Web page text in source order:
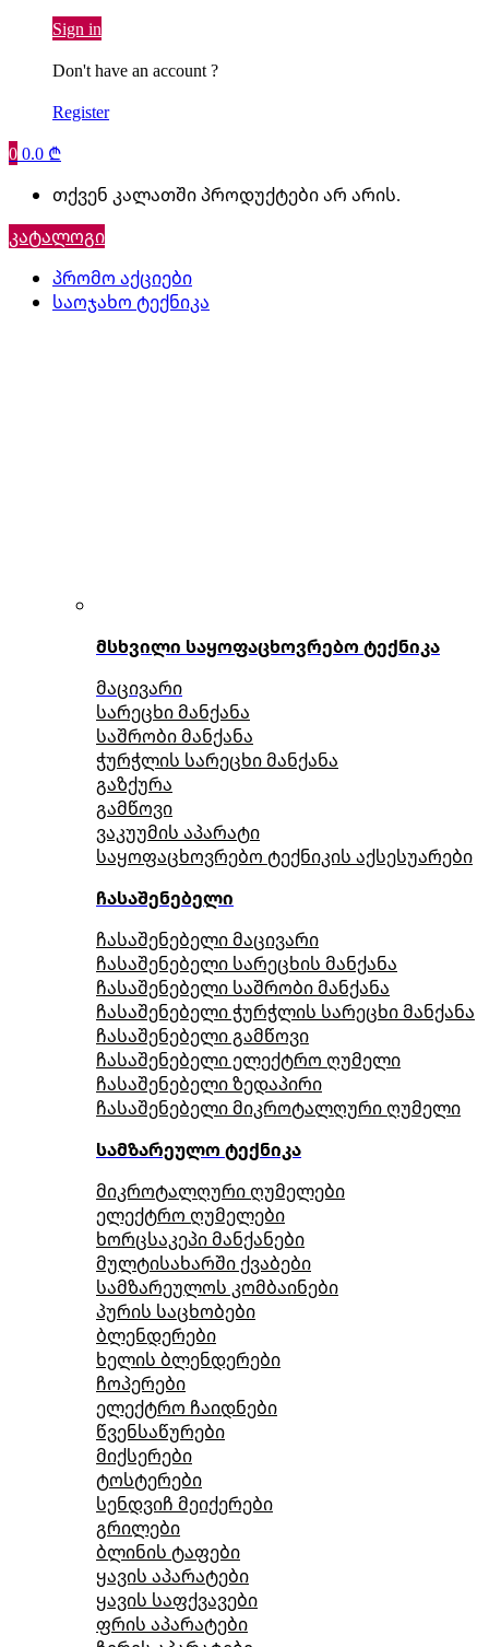
Sign in
Don't have an account ?
Register
00.0 ₾
თქვენ კალათში პროდუქტები არ არის.
კატალოგი
პრომო აქციები
საოჯახო ტექნიკა
მსხვილი საყოფაცხოვრებო ტექნიკა
მაცივარი
სარეცხი მანქანა
საშრობი მანქანა
ჭურჭლის სარეცხი მანქანა
გაზქურა
გამწოვი
ვაკუუმის აპარატი
საყოფაცხოვრებო ტექნიკის აქსესუარები
ჩასაშენებელი
ჩასაშენებელი მაცივარი
ჩასაშენებელი სარეცხის მანქანა
ჩასაშენებელი საშრობი მანქანა
ჩასაშენებელი ჭურჭლის სარეცხი მანქანა
ჩასაშენებელი გამწოვი
ჩასაშენებელი ელექტრო ღუმელი
ჩასაშენებელი ზედაპირი
ჩასაშენებელი მიკროტალღური ღუმელი
სამზარეულო ტექნიკა
მიკროტალღური ღუმელები
ელექტრო ღუმელები
ხორცსაკეპი მანქანები
მულტისახარში ქვაბები
სამზარეულოს კომბაინები
პურის საცხობები
ბლენდერები
ხელის ბლენდერები
ჩოპერები
ელექტრო ჩაიდნები
წვენსაწურები
მიქსერები
ტოსტერები
სენდვიჩ მეიქერები
გრილები
ბლინის ტაფები
ყავის აპარატები
ყავის საფქვავები
ფრის აპარატები